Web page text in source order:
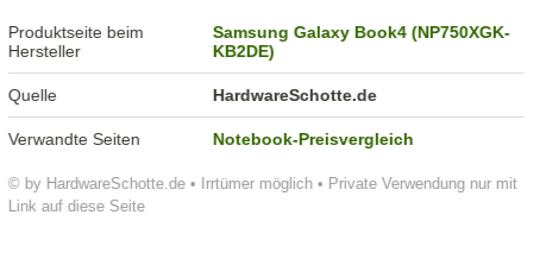
© by HardwareSchotte.de • Irrtümer möglich • Private Verwendung nur mit
Link auf diese Seite
Produktseite beim
Hersteller
Samsung Galaxy Book4 (NP750XGK-
KB2DE)
Quelle HardwareSchotte.de
Verwandte Seiten Notebook-Preisvergleich